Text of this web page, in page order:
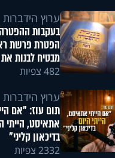
ערוץ הידברות
בעקבות
הפטרת פרשת
מבטיח לבנות
482 צפיות
ערוץ הידברות
תום עוז: "אם
אתאיסט, הייתי
בדיכאון קליני"
2332 צפיות